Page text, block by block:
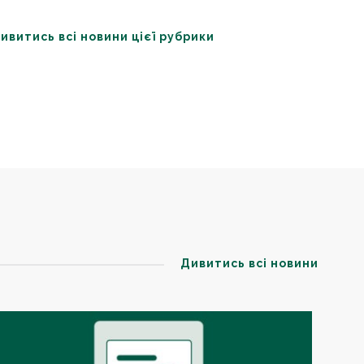
всі новини цієї рубрики
Дивитись всі новини